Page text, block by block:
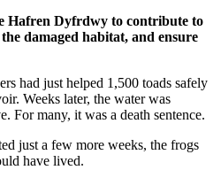
Hafren Dyfrdwy to contribute to
damaged habitat, and ensure
had just helped 1,500 toads safely
Weeks later, the water was
For many, it was a death sentence.
just a few more weeks, the frogs
have lived.